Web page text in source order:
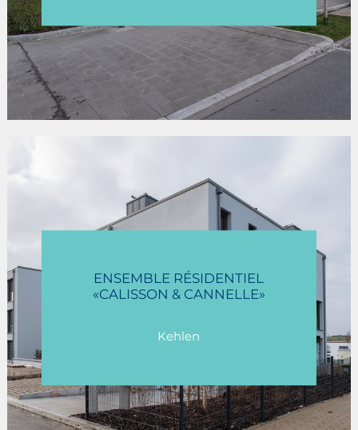
ENSEMBLE RÉSIDENTIEL
«CALISSON & CANNELLE»
Kehlen